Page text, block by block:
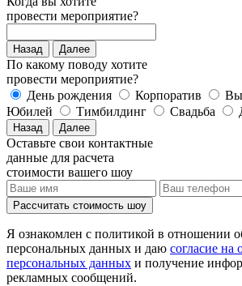
провести мероприятие?
Назад Далее
По какому поводу хотите
провести мероприятие?
День рождения
Корпоратив
Юбилей
Тимбилдинг Свадьба
Назад Далее
Оставьте свои контактные
данные для расчета
стоимости вашего шоу
Рассчитать стоимость шоу
Я ознакомлен с политикой в отношении
персональных данных и даю согласие на
персональных данных и получение
рекламных сообщений.